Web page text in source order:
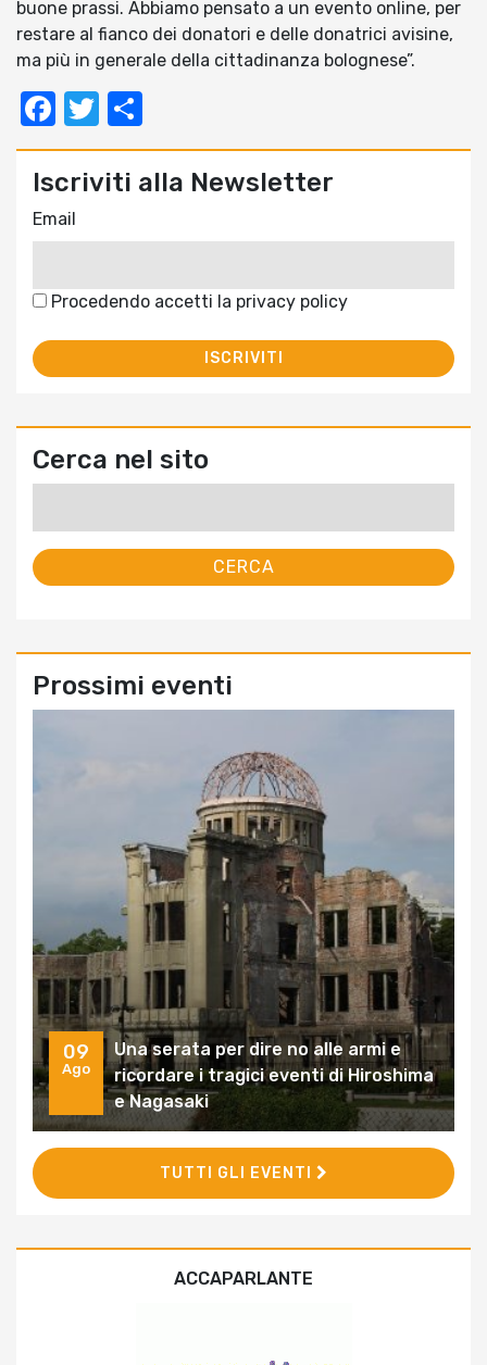
buone prassi. Abbiamo pensato a un evento online, per
restare al fianco dei donatori e delle donatrici avisine,
ma più in generale della cittadinanza bolognese”.
Facebook
Twitter
Iscriviti alla Newsletter
Email
Procedendo accetti la privacy policy
Cerca nel sito
Prossimi eventi
09
Ago
Una serata per dire no alle armi e
ricordare i tragici eventi di Hiroshima
e Nagasaki
TUTTI GLI EVENTI
ACCAPARLANTE